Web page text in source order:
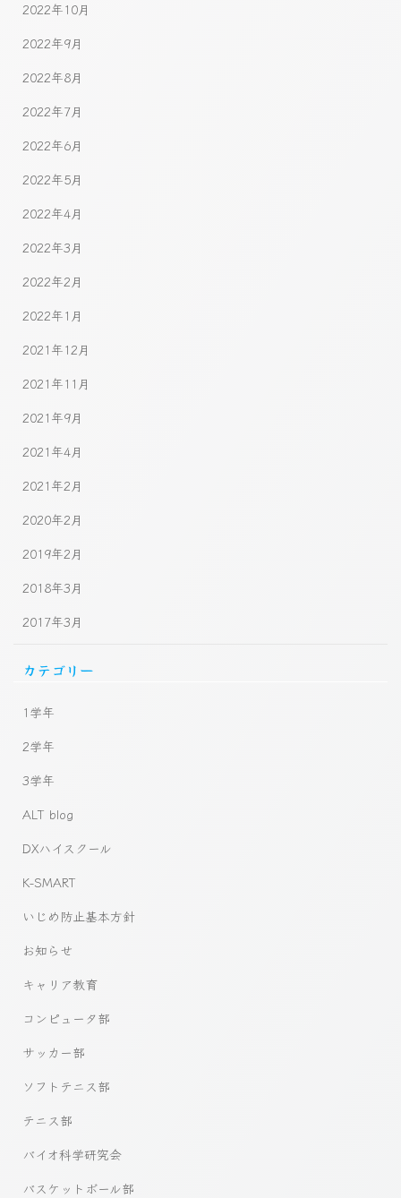
2022年10月
2022年9月
2022年8月
2022年7月
2022年6月
2022年5月
2022年4月
2022年3月
2022年2月
2022年1月
2021年12月
2021年11月
2021年9月
2021年4月
2021年2月
2020年2月
2019年2月
2018年3月
2017年3月
カテゴリー
1学年
2学年
3学年
ALT blog
DXハイスクール
K-SMART
いじめ防止基本方針
お知らせ
キャリア教育
コンピュータ部
サッカー部
ソフトテニス部
テニス部
バイオ科学研究会
バスケットボール部